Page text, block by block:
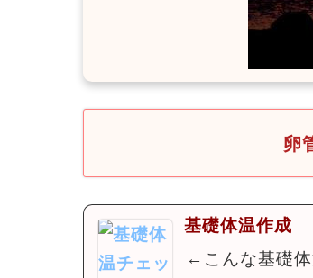
卵
基礎体温作成
←こんな基礎